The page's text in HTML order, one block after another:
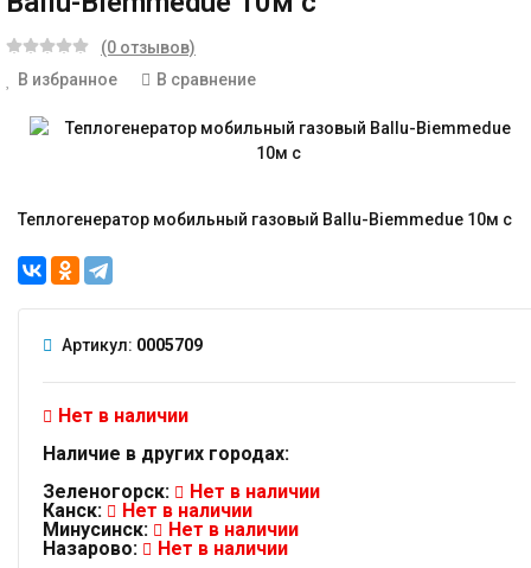
(0 отзывов)
В избранное
В сравнение
Теплогенератор мобильный газовый Ballu-Biemmedue 10м с
Артикул: 0005709
Нет в наличии
Наличие в других городах:
Зеленогорск:
Нет в наличии
Канск:
Нет в наличии
Минусинск:
Нет в наличии
Назарово:
Нет в наличии